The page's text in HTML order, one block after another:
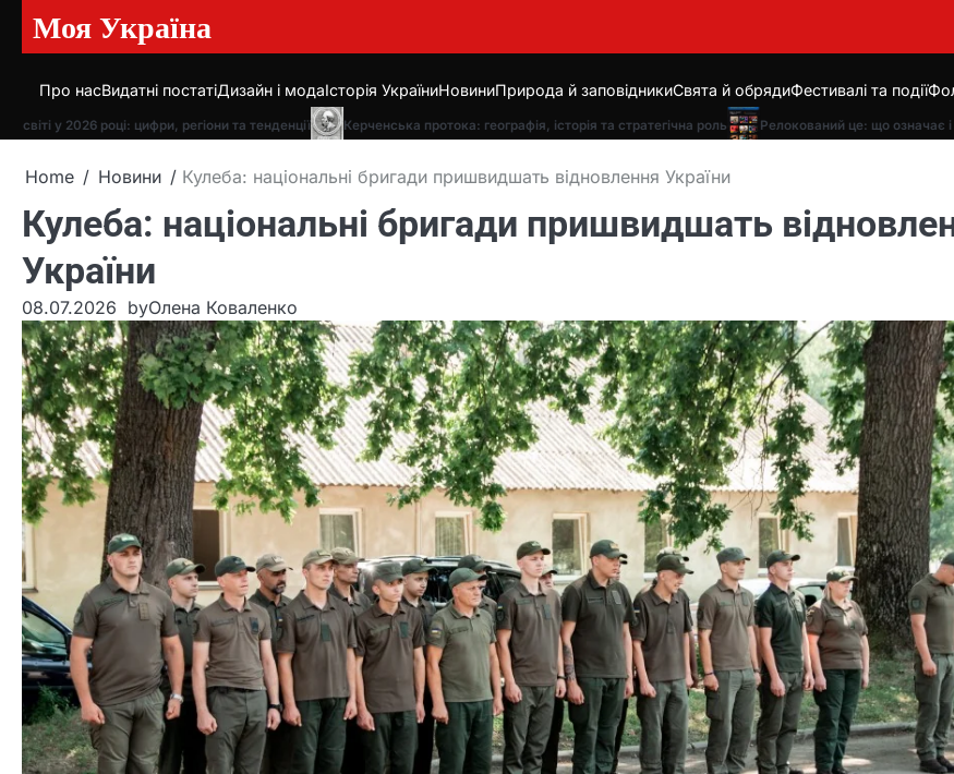
Моя Україна
Про насВидатні постатіДизайн і модаІсторія УкраїниНовиниПрирода й заповідникиСвята й обрядиФестивалі та події
у 2026 році: цифри, регіони та тенденції Керченська протока: географія, історія та стратегічна роль Релокований це: що означає і як
Home Новини Кулеба: національні бригади пришвидшать відновлення України
Кулеба: національні бригади пришвидшать
України
08.07.2026 byОлена Коваленко